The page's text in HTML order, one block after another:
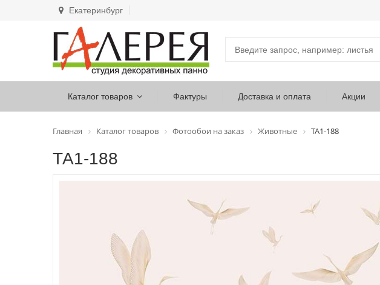
Екатеринбург
Каталог товаров Фактуры Доставка и оплата Акции
Главная Каталог товаров Фотообои на заказ Животные ТА1-188
ТА1-188